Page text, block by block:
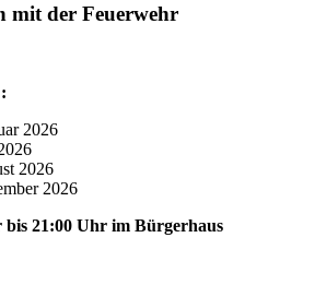
mit der Feuerwehr
2026
2026
2026
bis 21:00 Uhr im Bürgerhaus